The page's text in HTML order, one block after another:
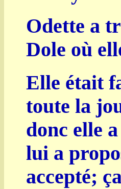
Odette a
Dole où
Elle était
toute la
donc elle
lui a
accepté;